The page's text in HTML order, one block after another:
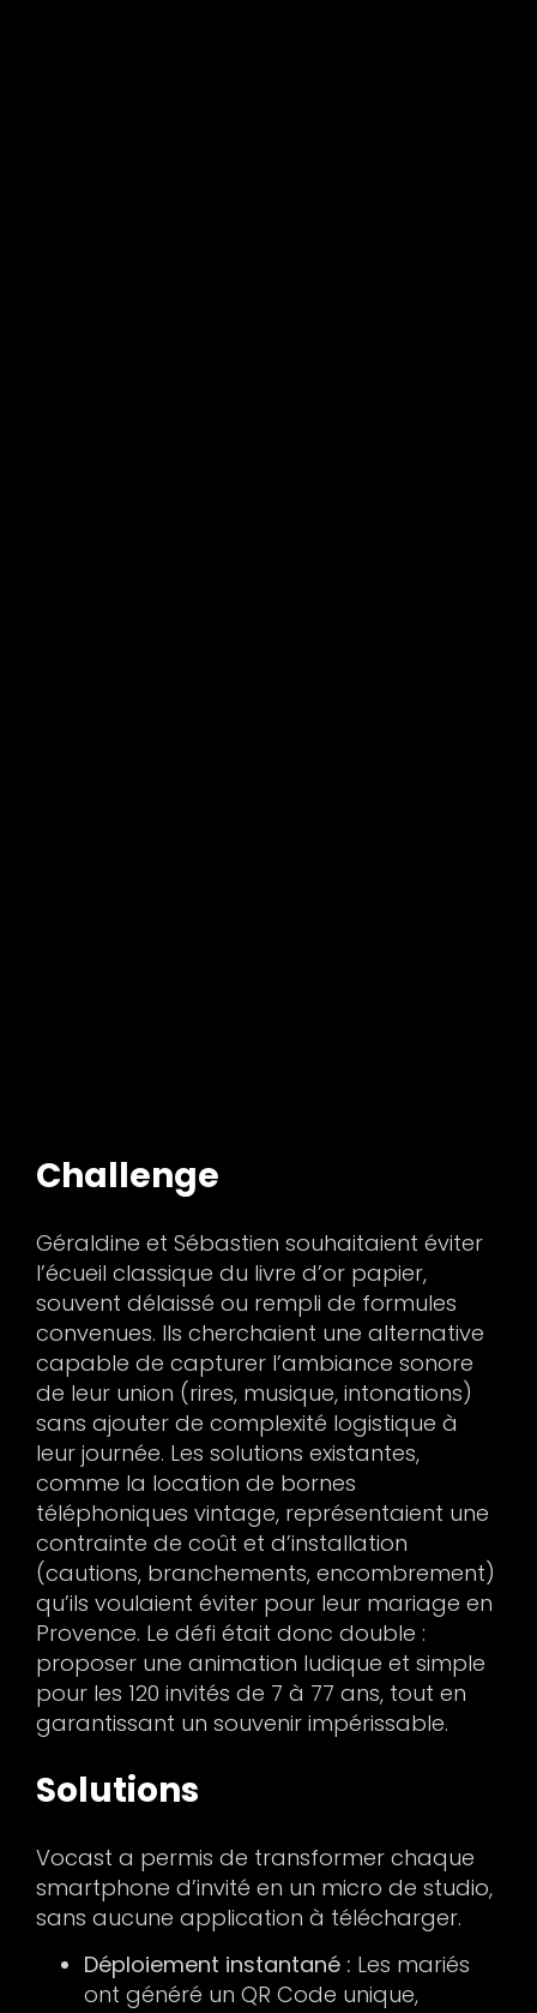
Challenge
Géraldine et Sébastien souhaitaient éviter
l’écueil classique du livre d’or papier,
souvent délaissé ou rempli de formules
convenues. Ils cherchaient une alternative
capable de capturer l’ambiance sonore
de leur union (rires, musique, intonations)
sans ajouter de complexité logistique à
leur journée. Les solutions existantes,
comme la location de bornes
téléphoniques vintage, représentaient une
contrainte de coût et d’installation
(cautions, branchements, encombrement)
qu’ils voulaient éviter pour leur mariage en
Provence. Le défi était donc double :
proposer une animation ludique et simple
pour les 120 invités de 7 à 77 ans, tout en
garantissant un souvenir impérissable.
Solutions
Vocast a permis de transformer chaque
smartphone d’invité en un micro de studio,
sans aucune application à télécharger.
Déploiement instantané : Les mariés
ont généré un QR Code unique,